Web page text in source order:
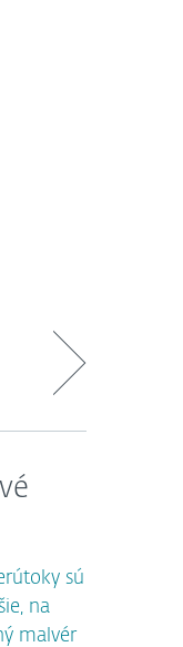
sú
na
malvér